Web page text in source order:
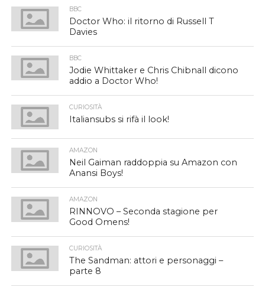
BBC
Doctor Who: il ritorno di Russell T
Davies
BBC
Jodie Whittaker e Chris Chibnall dicono
addio a Doctor Who!
CURIOSITÀ
Italiansubs si rifà il look!
AMAZON
Neil Gaiman raddoppia su Amazon con
Anansi Boys!
AMAZON
RINNOVO – Seconda stagione per
Good Omens!
CURIOSITÀ
The Sandman: attori e personaggi –
parte 8